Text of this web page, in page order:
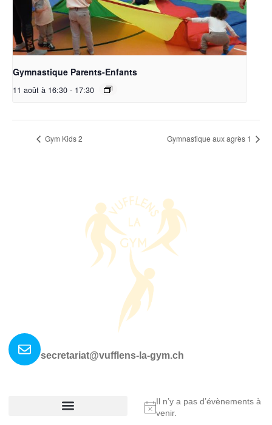
Gymnastique Parents-Enfants
11 août à 16:30 - 17:30
Gym Kids 2 Gymnastique aux agrès 1
secretariat@vufflens-la-gym.ch
Notice
Il n’y a pas d’évènements à
venir.